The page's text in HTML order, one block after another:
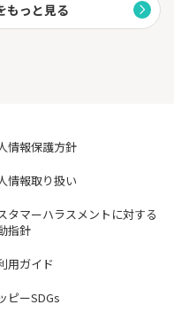
想いから生まれたサービ
サービスの改善につなが
もっと見る
情報保護方針
情報取り扱い
タマーハラスメントに対する
指針
用ガイド
ピーSDGs